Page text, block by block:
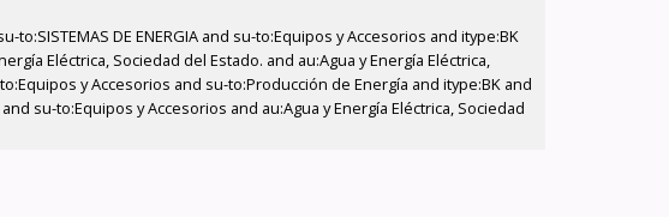
DE ENERGIA and su-to:Equipos y Accesorios and itype:BK
Eléctrica, Sociedad del Estado. and au:Agua y Energía Eléctrica,
y Accesorios and su-to:Producción de Energía and itype:BK and
su-to:Equipos y Accesorios and au:Agua y Energía Eléctrica, Sociedad